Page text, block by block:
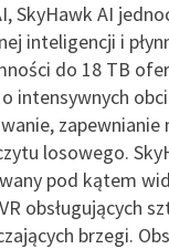
SkyHawk AI
inteligencji i
do 18 TB
intensywnych
zapewnianie
losowego.
pod kątem
obsługujących
brzegi.